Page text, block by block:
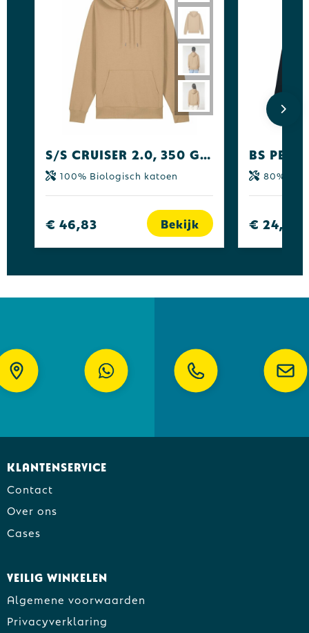
S/S Cruiser 2.0, 350 gr/m²
100% Biologisch katoen
€ 46,83 Bekijk
80%
€ 24,55
Klantenservice
Contact
Over ons
Cases
Veilig winkelen
Algemene voorwaarden
Privacyverklaring